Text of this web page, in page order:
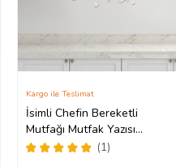
İsimli Chefin Bereketli
Mutfağı Mutfak Yazısı
(Gümüş)
(1)
Kargo ile Teslimat